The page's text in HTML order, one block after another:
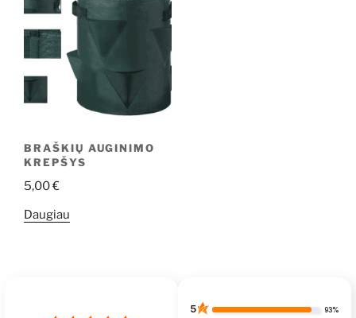
BRAŠKIŲ AUGINIMO
KREPŠYS
5,00€
Daugiau
5 93%